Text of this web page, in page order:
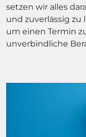
setzen wir alles
und zuverlässig zu
um einen Termin
unverbindliche